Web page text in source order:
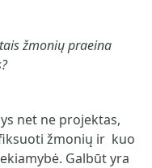
žmonių praeina
net ne projektas,
žmonių ir kuo
Galbūt yra